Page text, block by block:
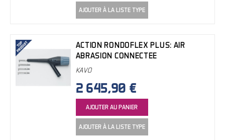
AJOUTER À LA LISTE TYPE
ACTION RONDOFLEX PLUS: AIR
ABRASION CONNECTEE
KAVO
2 645,90 €
AJOUTER AU PANIER
AJOUTER À LA LISTE TYPE